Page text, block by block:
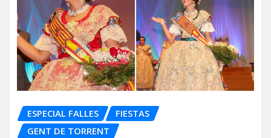
ESPECIAL FALLES
FIESTAS
GENT DE TORRENT